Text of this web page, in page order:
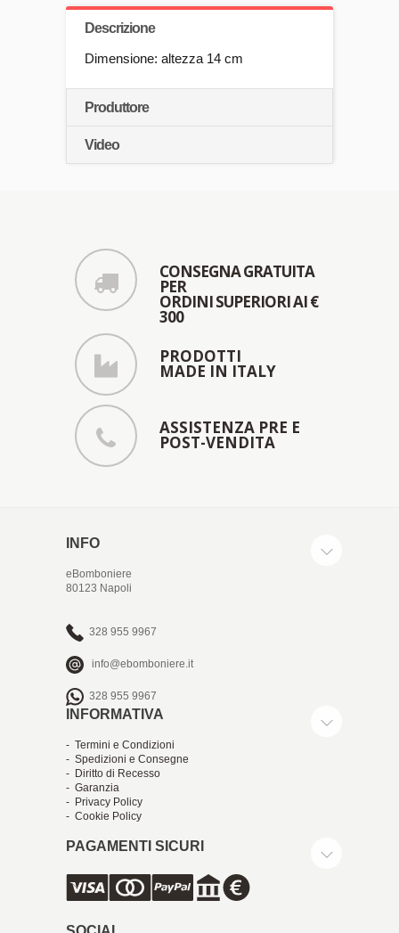
Descrizione
Dimensione: altezza 14 cm
Produttore
Video
CONSEGNA GRATUITA
PER
ORDINI SUPERIORI AI €
300
PRODOTTI
MADE IN ITALY
ASSISTENZA PRE E
POST-VENDITA
INFO
eBomboniere
80123 Napoli
328 955 9967
info@ebomboniere.it
328 955 9967
INFORMATIVA
- Termini e Condizioni
- Spedizioni e Consegne
- Diritto di Recesso
- Garanzia
- Privacy Policy
- Cookie Policy
PAGAMENTI SICURI